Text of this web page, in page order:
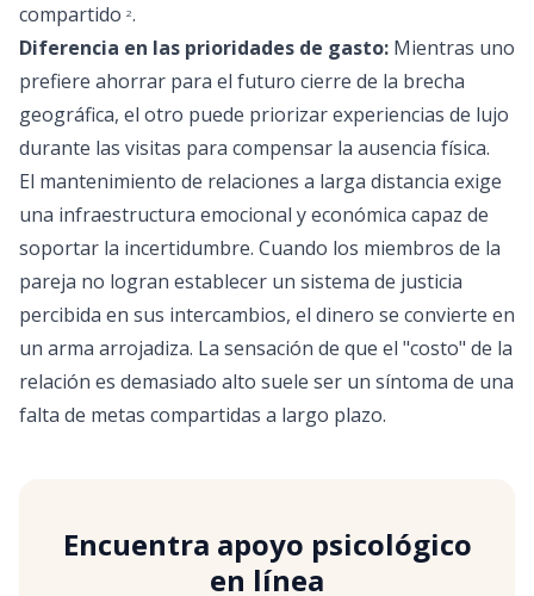
compartido 2.
Diferencia en las prioridades de gasto: Mientras uno
prefiere ahorrar para el futuro cierre de la brecha
geográfica, el otro puede priorizar experiencias de lujo
durante las visitas para compensar la ausencia física.
El mantenimiento de relaciones a larga distancia exige
una infraestructura emocional y económica capaz de
soportar la incertidumbre. Cuando los miembros de la
pareja no logran establecer un sistema de justicia
percibida en sus intercambios, el dinero se convierte en
un arma arrojadiza. La sensación de que el "costo" de la
relación es demasiado alto suele ser un síntoma de una
falta de metas compartidas a largo plazo.
Encuentra apoyo psicológico
en línea